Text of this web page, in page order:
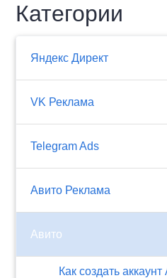
Категории
Яндекс Директ
VK Реклама
Telegram Ads
Авито Реклама
Авито
Как создать